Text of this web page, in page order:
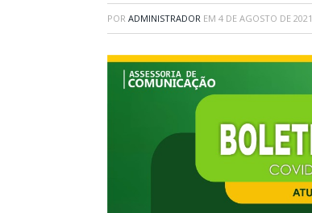
POR ADMINISTRADOR EM 4 DE AGOSTO DE 2021